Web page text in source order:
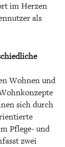
im Herzen
als
Wohnen und
sich durch
Pflege- und
zwei